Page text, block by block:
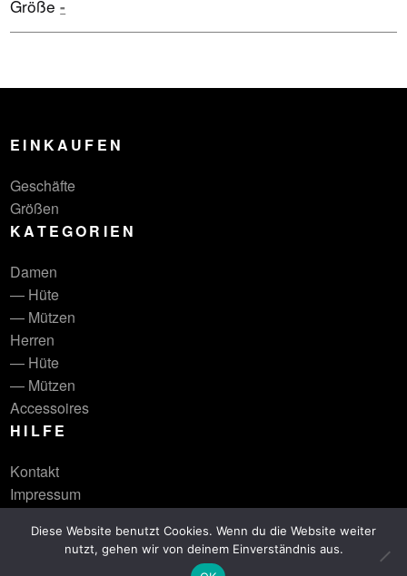
Größe-
EINKAUFEN
Geschäfte
Größen
KATEGORIEN
Damen
— Hüte
— Mützen
Herren
— Hüte
— Mützen
Accessoires
HILFE
Kontakt
Impressum
© lieblingshut 2026
Diese Website benutzt Cookies. Wenn du die Website weiter
nutzt, gehen wir von deinem Einverständnis aus.